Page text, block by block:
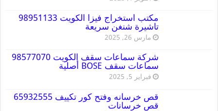
مكتب استخراج فيزا الكويت 98951133
تاشيرة شنغن سريعة
مارس 26, 2025
شركة سماعات سقف الكويت 98577070
سماعات سقف BOSE أصلية
فبراير 5, 2025
قص خرسانه وفتح كور تكييف 65932555
قص خرسانات